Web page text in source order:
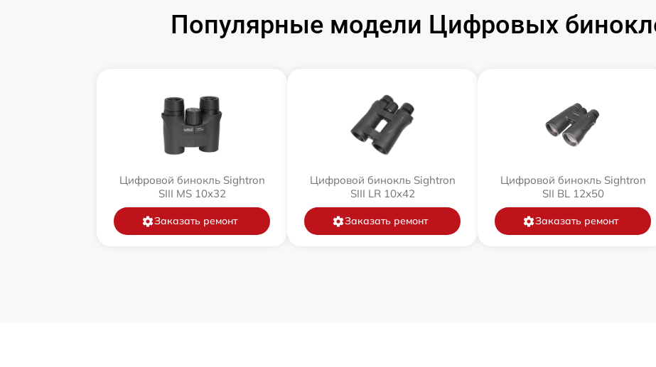
Популярные модели Цифровых
Цифровой бинокль Sightron
SIII MS 10x32
Заказать ремонт
Цифровой бинокль Sightron
SIII LR 10x42
Заказать ремонт
Цифровой бинокль Sightron
SII BL 12x50
Заказать ремонт